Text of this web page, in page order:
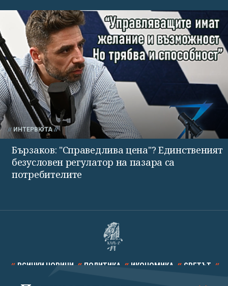
ИНТЕРВЮТА
Бързаков: "Справедлива цена"? Единственият
безусловен регулатор на пазара са
потребителите
ВСИЧКИ НОВИНИ ПОЛИТИКА ИКОНОМИКА СВЕТЪТ